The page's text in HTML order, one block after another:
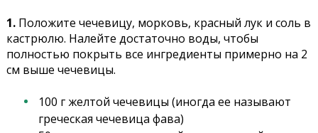
1.Положите чечевицу, морковь, красный лук и соль в
кастрюлю. Налейте достаточно воды, чтобы
полностью покрыть все ингредиенты примерно на 2
см выше чечевицы.
100 г желтой чечевицы (иногда ее называют
греческая чечевица фава)